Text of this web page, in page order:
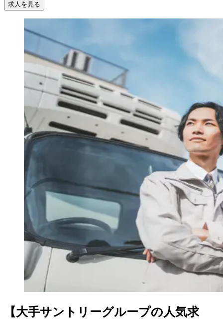
求人を見る
【大手サントリーグループの人気求